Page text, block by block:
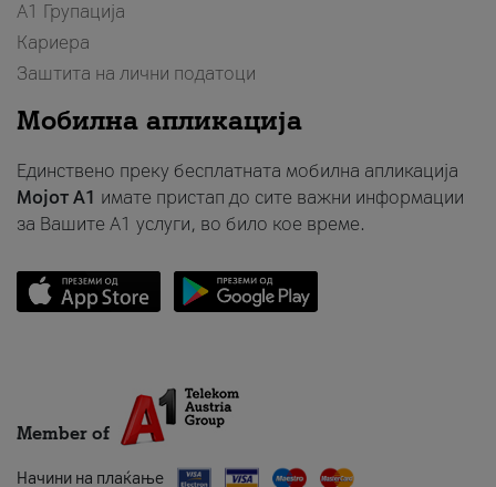
А1 Групација
Кариера
Заштита на лични податоци
Мобилна апликација
Единствено преку бесплатната мобилна апликација
Мојот A1 имате пристап до сите важни информации
за Вашите A1 услуги, во било кое време.
Member of
Начини на плаќање